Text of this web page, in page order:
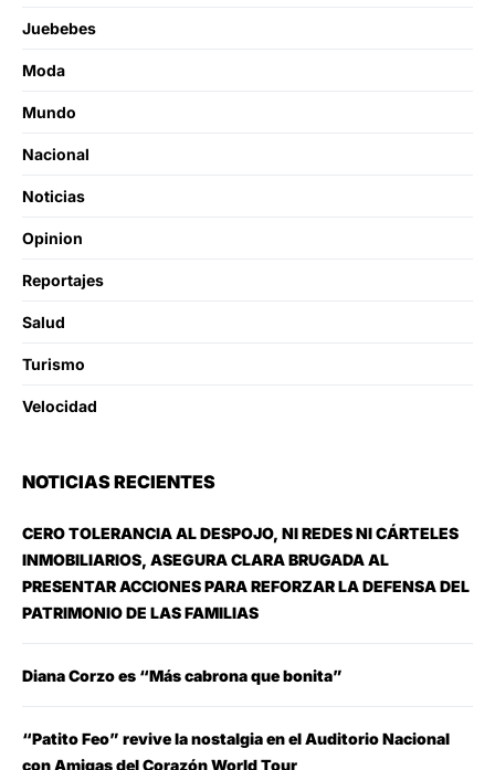
Juebebes
Moda
Mundo
Nacional
Noticias
Opinion
Reportajes
Salud
Turismo
Velocidad
NOTICIAS RECIENTES
CERO TOLERANCIA AL DESPOJO, NI REDES NI CÁRTELES
INMOBILIARIOS, ASEGURA CLARA BRUGADA AL
PRESENTAR ACCIONES PARA REFORZAR LA DEFENSA DEL
PATRIMONIO DE LAS FAMILIAS
Diana Corzo es “Más cabrona que bonita”
“Patito Feo” revive la nostalgia en el Auditorio Nacional
con Amigas del Corazón World Tour